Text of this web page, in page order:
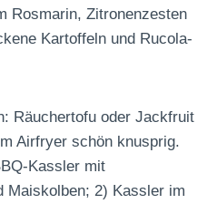
Rosmarin, Zitronenzesten
Kartoffeln und Rucola-
Räuchertofu oder Jackfruit
Airfryer schön knusprig.
Kassler mit
Maiskolben; 2) Kassler im